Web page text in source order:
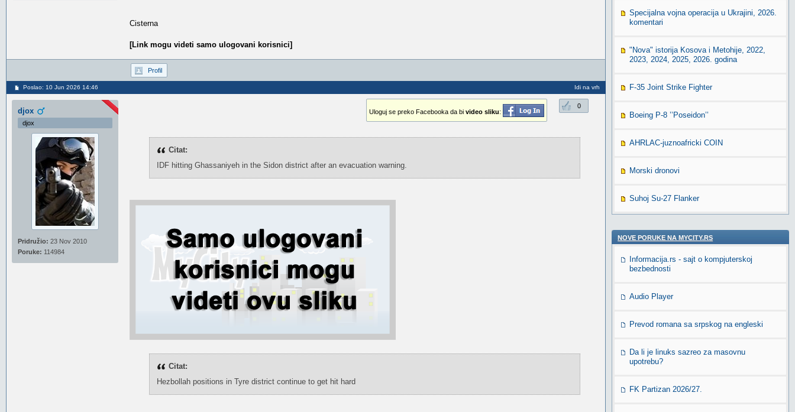
Cisterna
[Link mogu videti samo ulogovani korisnici]
Profil
Poslao: 10 Jun 2026 14:46 Idi na vrh
djox
djox
Pridružio: 23 Nov 2010
Poruke: 114984
0
Uloguj se preko Facebooka da bi video sliku:
Citat:
IDF hitting Ghassaniyeh in the Sidon district after an evacuation warning.
Citat:
Hezbollah positions in Tyre district continue to get hit hard
Specijalna vojna operacija u Ukrajini, 2026.
komentari
"Nova" istorija Kosova i Metohije, 2022,
2023, 2024, 2025, 2026. godina
F-35 Joint Strike Fighter
Boeing P-8 ’’Poseidon’’
AHRLAC-juznoafricki COIN
Morski dronovi
Suhoj Su-27 Flanker
NOVE PORUKE NA MYCITY.RS
Informacija.rs - sajt o kompjuterskoj
bezbednosti
Audio Player
Prevod romana sa srpskog na engleski
Da li je linuks sazreo za masovnu
upotrebu?
FK Partizan 2026/27.